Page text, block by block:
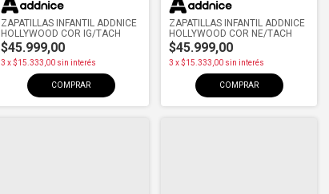
ZAPATILLAS INFANTIL ADDNICE
HOLLYWOOD COR IG/TACH
$45.999,00
3 x$15.333,00 sin interés
COMPRAR
ZAPATILLAS INFANTIL ADDNICE
HOLLYWOOD COR NE/TACH
$45.999,00
3 x$15.333,00 sin interés
COMPRAR